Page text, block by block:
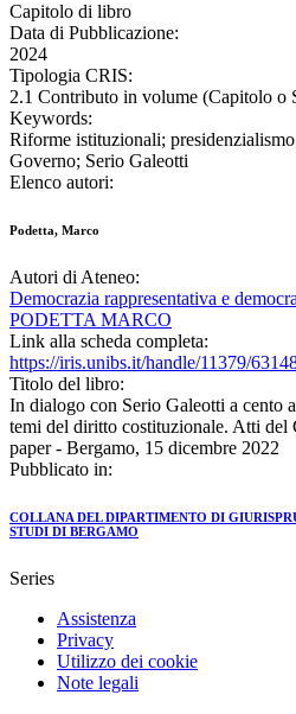
Capitolo di libro
Data di Pubblicazione:
2024
Tipologia CRIS:
2.1 Contributo in volume (Capitolo o
Keywords:
Riforme istituzionali;
Governo; Serio Galeotti
Elenco autori:
Podetta, Marco
Autori di Ateneo:
Democrazia rappresentativa e
PODETTA MARCO
Link alla scheda completa:
https://iris.unibs.it/handle/11379/
Titolo del libro:
In dialogo con Serio Galeotti a cento
temi del diritto costituzionale. Atti del
paper - Bergamo, 15 dicembre 2022
Pubblicato in:
COLLANA DEL DIPARTIMENTO DI
STUDI DI BERGAMO
Series
Assistenza
Privacy
Utilizzo dei cookie
Note legali